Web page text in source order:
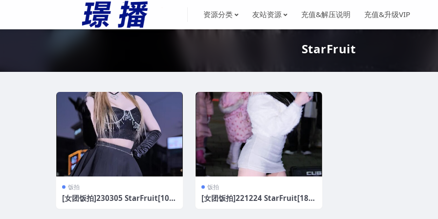
资源分类 友站资源 充值&解压说明 充值&升级VIP
StarFruit
饭拍
[女团饭拍]230305 StarFruit[10V/
饭拍
[女团饭拍]221224 StarFruit[18V/